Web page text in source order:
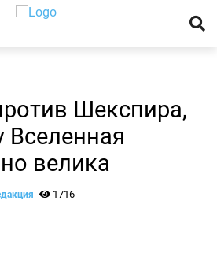
Шекспира,
велика
1716